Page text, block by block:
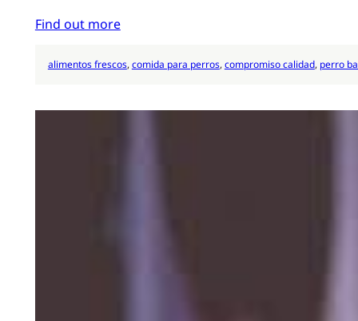
Find out more
alimentos frescos, comida para perros, compromiso calidad, perro